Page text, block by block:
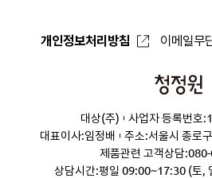
개인정보처리방침 이메일무
청
원
대상(주)
사업자 등록번호
대표이사:임정배
주소:서울시 종로
제품관련 고객상담:
상담시간:평일 09:00~17:30 (토,